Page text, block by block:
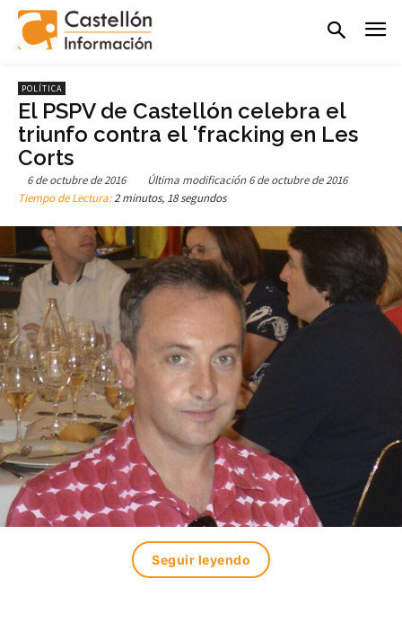
POLÍTICA
El PSPV de Castellón celebra el
triunfo contra el 'fracking en Les
Corts
6 de octubre de 2016 Última modificación 6 de octubre de 2016
Tiempo de Lectura:2 minutos, 18 segundos
Seguir leyendo